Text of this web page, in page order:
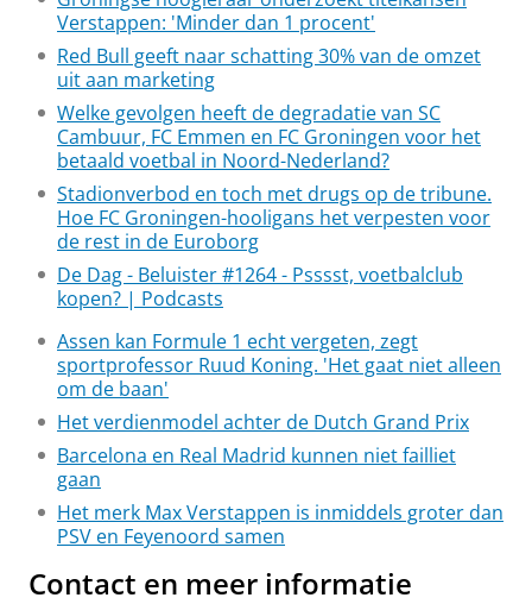
Verstappen: 'Minder dan 1 procent'
Red Bull geeft naar schatting 30% van de omzet
uit aan marketing
Welke gevolgen heeft de degradatie van SC
Cambuur, FC Emmen en FC Groningen voor het
betaald voetbal in Noord-Nederland?
Stadionverbod en toch met drugs op de tribune.
Hoe FC Groningen-hooligans het verpesten voor
de rest in de Euroborg
De Dag - Beluister #1264 - Psssst, voetbalclub
kopen? | Podcasts
Assen kan Formule 1 echt vergeten, zegt
sportprofessor Ruud Koning. 'Het gaat niet alleen
om de baan'
Het verdienmodel achter de Dutch Grand Prix
Barcelona en Real Madrid kunnen niet failliet
gaan
Het merk Max Verstappen is inmiddels groter dan
PSV en Feyenoord samen
Contact en meer informatie